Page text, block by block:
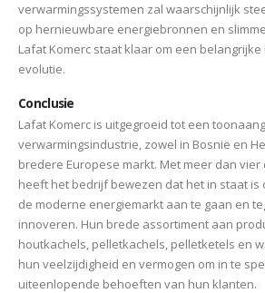
verwarmingssystemen zal waarschijnlijk
op hernieuwbare energiebronnen en
Lafat Komerc staat klaar om een
evolutie.
Conclusie
Lafat Komerc is uitgegroeid tot een
verwarmingsindustrie, zowel in Bosnië en
bredere Europese markt. Met meer dan
heeft het bedrijf bewezen dat het in staat is
de moderne energiemarkt aan te gaan en
innoveren. Hun brede assortiment aan
houtkachels, pelletkachels, pelletketels en
hun veelzijdigheid en vermogen om in te
uiteenlopende behoeften van hun klanten.